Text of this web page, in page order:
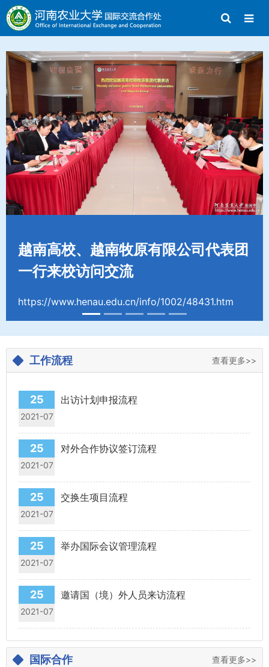
越南高校、越南牧原有限公司代表团
一行来校访问交流
https://www.henau.edu.cn/info/1002/48431.htm
工作流程 查看更多>>
25
2021-07
出访计划申报流程
25
2021-07
对外合作协议签订流程
25
2021-07
交换生项目流程
25
2021-07
举办国际会议管理流程
25
2021-07
邀请国（境）外人员来访流程
国际合作 查看更多>>